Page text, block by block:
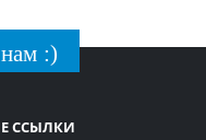
:)
ССЫЛКИ